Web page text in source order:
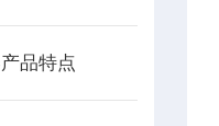
品特点